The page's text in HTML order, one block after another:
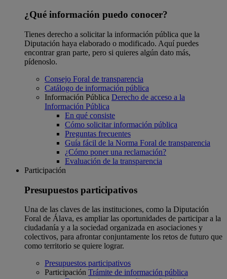
¿Qué información puedo conocer?
Tienes derecho a solicitar la información pública que la
Diputación haya elaborado o modificado. Aquí puedes
encontrar gran parte, pero si quieres algún dato más,
pídenoslo.
Consejo Foral de transparencia
Catálogo de información pública
Información Pública Derecho de acceso a la
Información Pública
En qué consiste
Cómo solicitar información pública
Preguntas frecuentes
Guía fácil de la Norma Foral de transparencia
¿Cómo poner una reclamación?
Evaluación de la transparencia
Participación
Presupuestos participativos
Una de las claves de las instituciones, como la Diputación
Foral de Álava, es ampliar las oportunidades de participar a la
ciudadanía y a la sociedad organizada en asociaciones y
colectivos, para afrontar conjuntamente los retos de futuro que
como territorio se quiere lograr.
Presupuestos participativos
Participación Trámite de información pública